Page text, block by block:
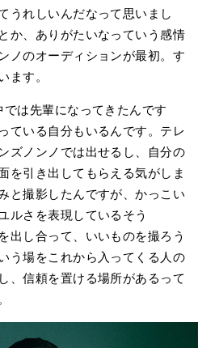
うれしいんだなって思いまし
か、ありがたいなっていう感情
ノのオーディションが最初。す
ます。
は先輩になってきたんです
ている自分もいるんです。テレ
ズノンノでは出せるし、自分の
を引き出してもらえる気がしま
と撮影したんですが、かっこい
ルさを表現しているそう
出し合って、いいものを撮ろう
う場をこれから入ってくる人の
、信頼を置ける場所があるって